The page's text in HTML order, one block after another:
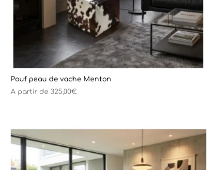
Pouf peau de vache Menton
A partir de 325,00€